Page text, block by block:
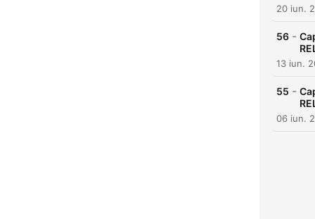
20 iun.
56 -
13 iun.
55 -
06 iun.